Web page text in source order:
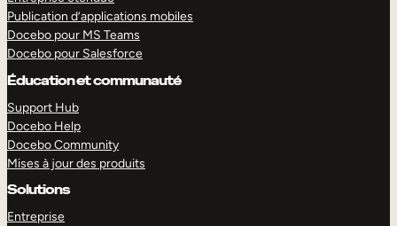
Publication d’applications mobiles
Docebo pour MS Teams
Docebo pour Salesforce
Éducation et communauté
Support Hub
Docebo Help
Docebo Community
Mises à jour des produits
Solutions
Entreprise